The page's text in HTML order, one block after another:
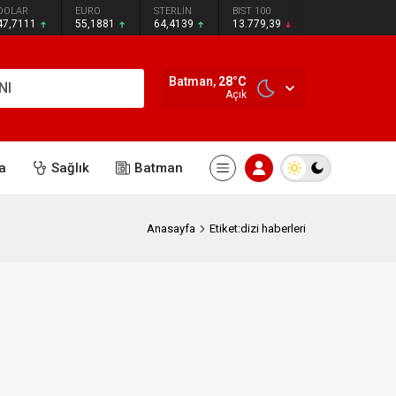
EURO
55,1881
STERLİN
64,4139
BIST 100
13.779,39
Batman, 28°C
Açık
Sağlık Batman
Anasayfa Etiket:dizi haberleri